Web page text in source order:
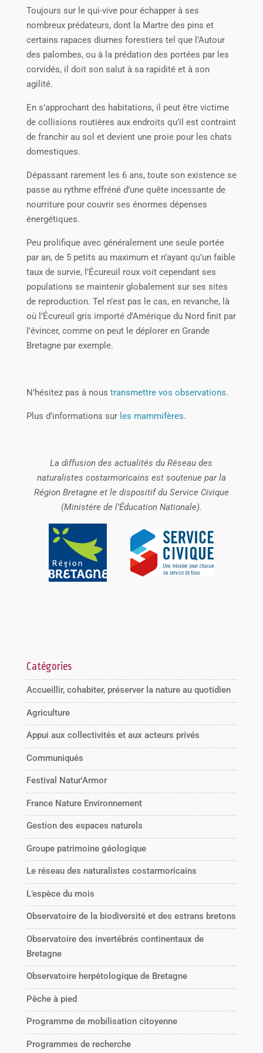
Toujours sur le qui-vive pour échapper à ses
nombreux prédateurs, dont la Martre des pins et
certains rapaces diurnes forestiers tel que l’Autour
des palombes, ou à la prédation des portées par les
corvidés, il doit son salut à sa rapidité et à son
agilité.
En s’approchant des habitations, il peut être victime
de collisions routières aux endroits qu’il est contraint
de franchir au sol et devient une proie pour les chats
domestiques.
Dépassant rarement les 6 ans, toute son existence se
passe au rythme effréné d’une quête incessante de
nourriture pour couvrir ses énormes dépenses
énergétiques.
Peu prolifique avec généralement une seule portée
par an, de 5 petits au maximum et n’ayant qu’un faible
taux de survie, l’Écureuil roux voit cependant ses
populations se maintenir globalement sur ses sites
de reproduction. Tel n’est pas le cas, en revanche, là
où l’Écureuil gris importé d’Amérique du Nord finit par
l’évincer, comme on peut le déplorer en Grande
Bretagne par exemple.
N’hésitez pas à nous transmettre vos observations.
Plus d’informations sur les mammifères.
La diffusion des actualités du Réseau des
naturalistes costarmoricains est soutenue par la
Région Bretagne et le dispositif du Service Civique
(Ministère de l’Éducation Nationale).
Catégories
Accueillir, cohabiter, préserver la nature au quotidien
Agriculture
Appui aux collectivités et aux acteurs privés
Communiqués
Festival Natur'Armor
France Nature Environnement
Gestion des espaces naturels
Groupe patrimoine géologique
Le réseau des naturalistes costarmoricains
L’espèce du mois
Observatoire de la biodiversité et des estrans bretons
Observatoire des invertébrés continentaux de
Bretagne
Observatoire herpétologique de Bretagne
Pêche à pied
Programme de mobilisation citoyenne
Programmes de recherche